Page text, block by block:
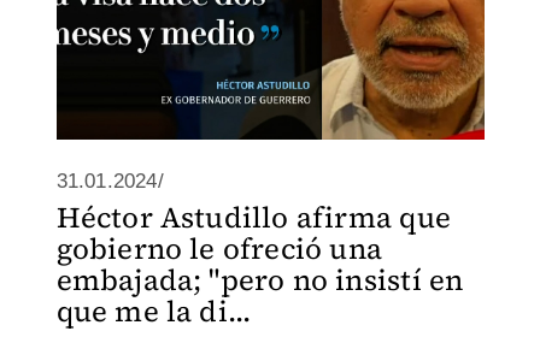
31.01.2024/
Héctor Astudillo afirma que
gobierno le ofreció una
embajada; "pero no insistí en
que me la di...